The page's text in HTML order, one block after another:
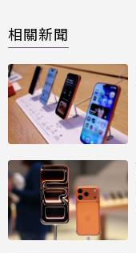
相關新聞